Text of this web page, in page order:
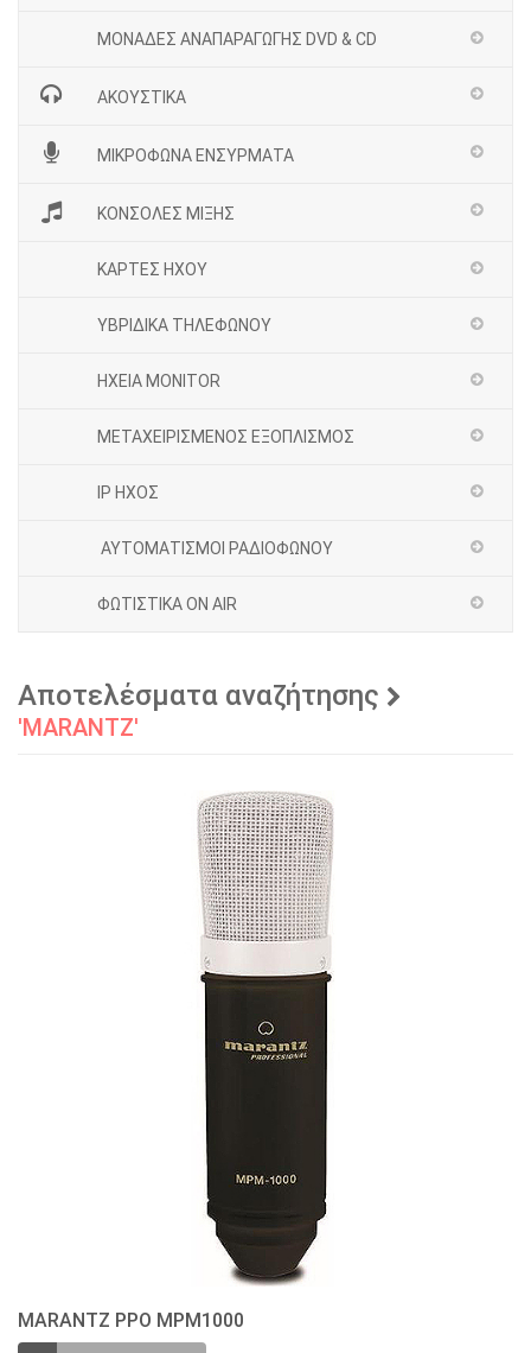
ΜΟΝΑΔΕΣ ΑΝΑΠΑΡΑΓΩΓΗΣ DVD & CD
ΑΚΟΥΣΤΙΚΑ
ΜΙΚΡΟΦΩΝΑ ΕΝΣΥΡΜΑΤΑ
ΚΟΝΣΟΛΕΣ ΜΙΞΗΣ
ΚΑΡΤΕΣ ΗΧΟΥ
ΥΒΡΙΔΙΚΑ ΤΗΛΕΦΩΝΟΥ
ΗΧΕΙΑ MONITOR
ΜΕΤΑΧΕΙΡΙΣΜΕΝΟΣ ΕΞΟΠΛΙΣΜΟΣ
IP ΗΧΟΣ
ΑΥΤΟΜΑΤΙΣΜΟΙ ΡΑΔΙΟΦΩΝΟΥ
ΦΩΤΙΣΤΙΚΑ ON AIR
Αποτελέσματα αναζήτησης
'MARANTZ'
MARANTZ PPO MPM1000